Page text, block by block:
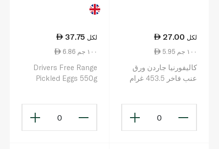
27.00 لكل
5.95 ١٠٠ جم
كاليفورنيا جاردن ورق
عنب فاخر 453.5 غرام
0
37.75 لكل
6.86 ١٠٠ جم
Drivers Free Range
Pickled Eggs 550g
0